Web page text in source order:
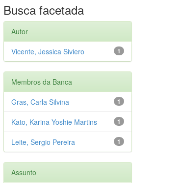
Busca facetada
Autor
1
Vicente, Jessica Siviero
Membros da Banca
1
Gras, Carla Silvina
1
Kato, Karina Yoshie Martins
1
Leite, Sergio Pereira
Assunto